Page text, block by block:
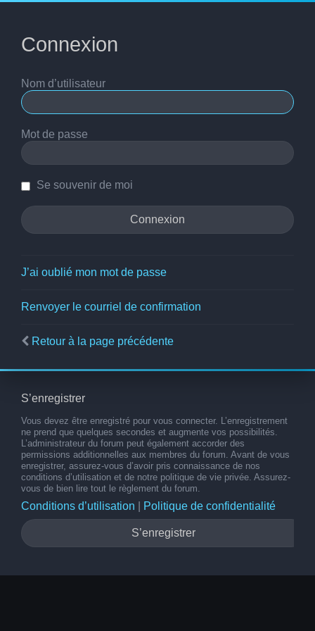
Connexion
Nom d’utilisateur
Mot de passe
Se souvenir de moi
J’ai oublié mon mot de passe
Renvoyer le courriel de confirmation
Retour à la page précédente
S’enregistrer
Vous devez être enregistré pour vous connecter. L’enregistrement
ne prend que quelques secondes et augmente vos possibilités.
L’administrateur du forum peut également accorder des
permissions additionnelles aux membres du forum. Avant de vous
enregistrer, assurez-vous d’avoir pris connaissance de nos
conditions d’utilisation et de notre politique de vie privée. Assurez-
vous de bien lire tout le règlement du forum.
Conditions d’utilisation Politique de confidentialité
S’enregistrer